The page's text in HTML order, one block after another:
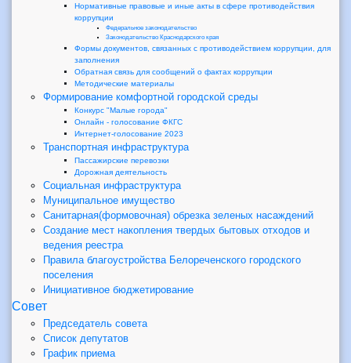
Нормативные правовые и иные акты в сфере противодействия
коррупции
Федеральное законодательство
Законодательство Краснодарского края
Формы документов, связанных с противодействием коррупции, для
заполнения
Обратная связь для сообщений о фактах коррупции
Методические материалы
Формирование комфортной городской среды
Конкурс "Малые города"
Онлайн - голосование ФКГС
Интернет-голосование 2023
Транспортная инфраструктура
Пассажирские перевозки
Дорожная деятельность
Социальная инфраструктура
Муниципальное имущество
Санитарная(формовочная) обрезка зеленых насаждений
Создание мест накопления твердых бытовых отходов и
ведения реестра
Правила благоустройства Белореченского городского
поселения
Инициативное бюджетирование
Совет
Председатель совета
Список депутатов
График приема